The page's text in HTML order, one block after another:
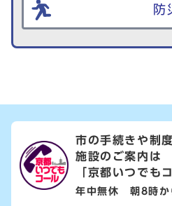
防
市の手続きや制
施設のご案内は
「京都いつでも
年中無休 朝8時か